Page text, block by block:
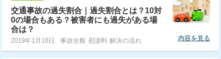
交通事故の過失割合｜過失割合とは？10対
0の場合もある？被害者にも過失がある場
合は？
2019年1月18日 事故全般 慰謝料 解決の流れ 内容を見る